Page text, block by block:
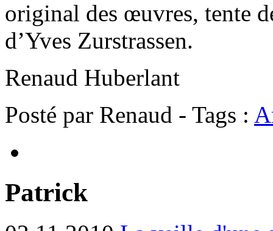
original des œuvres, tente
d’Yves Zurstrassen.
Renaud Huberlant
Posté par Renaud - Tags :
Patrick